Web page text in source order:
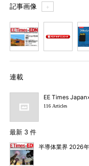
記事画像 ＋
連載
EE Times
116 Articles
最新 3 件
半導体業界 2026